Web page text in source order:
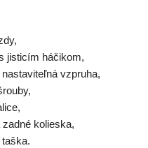
jisticím háčikom,
vzpruha,
zadné kolieska,
taška.